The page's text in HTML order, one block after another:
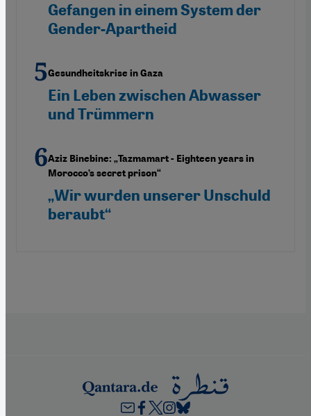
Gefangen in einem System der
Gender-Apartheid
Gesundheitskrise in Gaza
Ein Leben zwischen Abwasser
und Trümmern
Aziz Binebine: „Tazmamart - Eighteen years in
Morocco’s secret prison“
„Wir wurden unserer Unschuld
beraubt“